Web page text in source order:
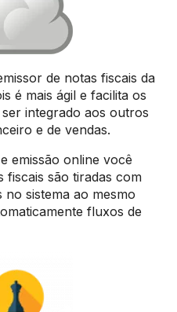
de notas fiscais da
é mais ágil e facilita os
integrado aos outros
e de vendas.
emissão online você
fiscais são tiradas com
no sistema ao mesmo
fluxos de